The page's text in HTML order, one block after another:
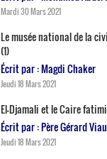
Mardi 30 Mars 2021
Le musée national de la
(1)
Écrit par : Magdi Chaker
Jeudi 18 Mars 2021
El-Djamali et le Caire
Écrit par : Père Gérard
Jeudi 18 Mars 2021